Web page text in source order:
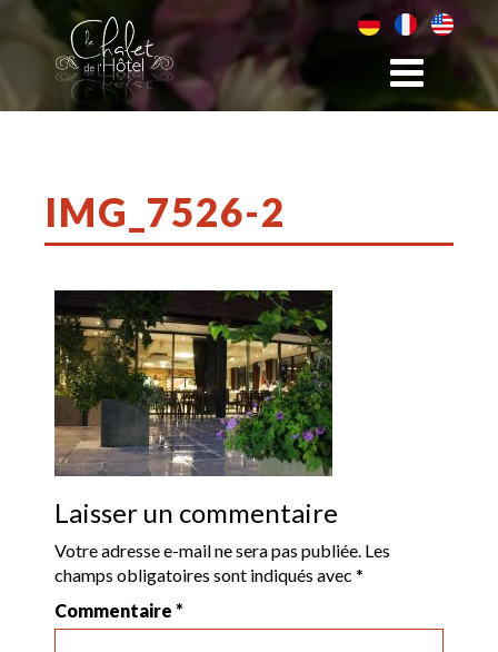
IMG_7526-2
Laisser un commentaire
Votre adresse e-mail ne sera pas publiée. Les
champs obligatoires sont indiqués avec*
Commentaire*